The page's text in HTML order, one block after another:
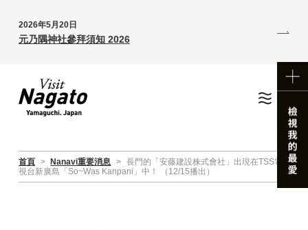
2026年5月20日
元乃隅神社參拜須知 2026
首頁 > Nanavi重要消息 > 長門的「安藤建設株式會社」出現在TSS電
視台新廣島「So~Was Kanpani」中！ （12/15播出）